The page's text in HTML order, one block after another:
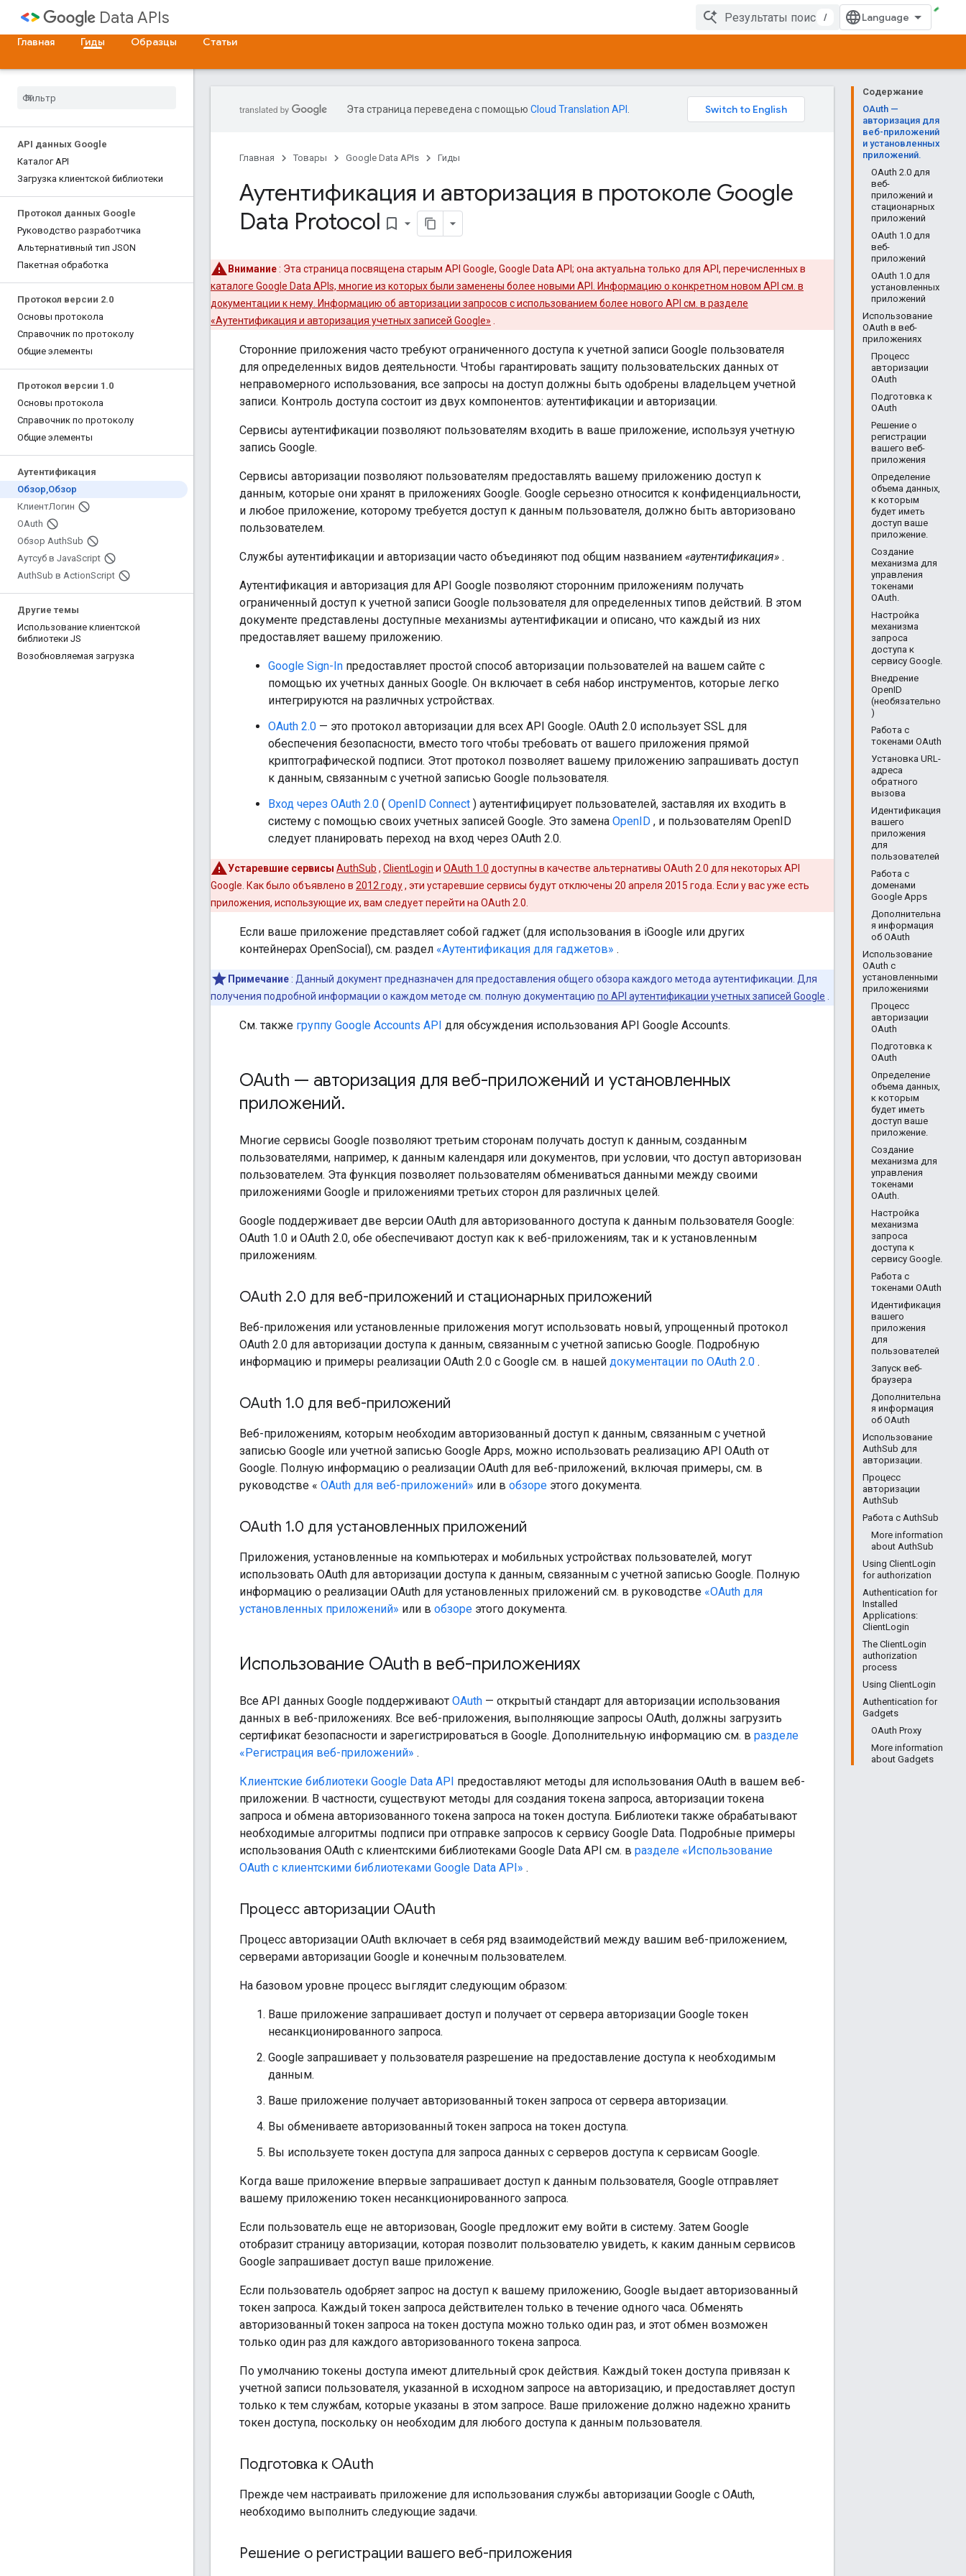
Data APIs
/
Главная
Гиды Образцы Статьи
API данных Google
Каталог API
Загрузка клиентской библиотеки
Протокол данных Google
Руководство разработчика
Альтернативный тип JSON
Пакетная обработка
Протокол версии 2.0
Основы протокола
Справочник по протоколу
Общие элементы
Протокол версии 1 .0
Основы протокола
Справочник по протоколу
Общие элементы
Аутентификация
Обзор,Обзор
КлиентЛогин
OAuth
Обзор AuthSub
Аутсуб в JavaScript
AuthSub в ActionScript
Другие темы
Использование клиентской
библиотеки JS
Возобновляемая загрузка
Содержание
OAuth —
авторизация для
веб-приложений
и установленных
приложений.
OAuth 2.0 для
веб-
приложений и
стационарных
приложений
OAuth 1.0 для
веб-
приложений
OAuth 1.0 для
установленных
приложений
Использование
OAuth в веб-
приложениях
Процесс
авторизации
OAuth
Подготовка к
OAuth
Решение о
регистрации
вашего веб-
приложения
Определение
объема данных,
к которым
будет иметь
доступ ваше
приложение.
Создание
механизма для
управления
токенами
OAuth.
Настройка
механизма
запроса
доступа к
сервису Google.
Внедрение
OpenID
(необязательно
)
Работа с
токенами OAuth
Установка URL-
адреса
обратного
вызова
Идентификация
вашего
приложения
для
пользователей
Работа с
доменами
Google Apps
Дополнительна
я информация
об OAuth
Использование
OAuth с
установленными
приложениями
Процесс
авторизации
OAuth
Подготовка к
OAuth
Определение
объема данных,
к которым
будет иметь
доступ ваше
приложение.
Создание
механизма для
управления
токенами
OAuth.
Настройка
механизма
запроса
доступа к
сервису Google.
Работа с
токенами OAuth
Идентификация
вашего
приложения
для
пользователей
Запуск веб-
браузера
Дополнительна
я информация
об OAuth
Использование
AuthSub для
авторизации.
Процесс
авторизации
AuthSub
Работа с AuthSub
More information
about AuthSub
Using ClientLogin
for authorization
Authentication for
Installed
Applications:
ClientLogin
The ClientLogin
authorization
process
Using ClientLogin
Authentication for
Gadgets
OAuth Proxy
More information
about Gadgets
Эта страница переведена с помощью Cloud Translation API
Главная Товары Google Data APIs Гиды
Аутентификация и авторизация в протоколе Google
Data Protocol bookmark_border
Внимание: Эта страница посвящена старым API Google, Google Data API; она актуальна только для API, перечисленных в
каталоге Google Data APIs, многие из которых были заменены более новыми API. Информацию о конкретном новом API см. в
документации к нему. Информацию об авторизации запросов с использованием более нового API см. в разделе
«Аутентификация и авторизация учетных записей Google»
Сторонние приложения часто требуют ограниченного доступа к учетной записи Google пользователя
для определенных видов деятельности. Чтобы гарантировать защиту пользовательских данных от
неправомерного использования, все запросы на доступ должны быть одобрены владельцем учетной
записи. Контроль доступа состоит из двух компонентов: аутентификации и авторизации.
Сервисы аутентификации позволяют пользователям входить в ваше приложение, используя учетную
запись Google.
Сервисы авторизации позволяют пользователям предоставлять вашему приложению доступ к
данным, которые они хранят в приложениях Google. Google серьезно относится к конфиденциальности,
и любое приложение, которому требуется доступ к данным пользователя, должно быть авторизовано
пользователем.
Службы аутентификации и авторизации часто объединяют под общим названием «аутентификация» .
Аутентификация и авторизация для API Google позволяют сторонним приложениям получать
ограниченный доступ к учетной записи Google пользователя для определенных типов действий. В этом
документе представлены доступные механизмы аутентификации и описано, что каждый из них
предоставляет вашему приложению.
Google Sign-In предоставляет простой способ авторизации пользователей на вашем сайте с
помощью их учетных данных Google. Он включает в себя набор инструментов, которые легко
интегрируются на различных устройствах.
OAuth 2.0 — это протокол авторизации для всех API Google. OAuth 2.0 использует SSL для
обеспечения безопасности, вместо того чтобы требовать от вашего приложения прямой
криптографической подписи. Этот протокол позволяет вашему приложению запрашивать доступ
к данным, связанным с учетной записью Google пользователя.
Вход через OAuth 2.0 ( OpenID Connect ) аутентифицирует пользователей, заставляя их входить в
систему с помощью своих учетных записей Google. Это замена OpenID , и пользователям OpenID
следует планировать переход на вход через OAuth 2.0.
Устаревшие сервисы AuthSub , ClientLogin и OAuth 1.0 доступны в качестве альтернативы OAuth 2.0 для некоторых API
Google. Как было объявлено в 2012 году, эти устаревшие сервисы будут отключены 20 апреля 2015 года. Если у вас уже есть
приложения, использующие их, вам следует перейти на OAuth 2.0.
Если ваше приложение представляет собой гаджет (для использования в iGoogle или других
контейнерах OpenSocial), см. раздел «Аутентификация для гаджетов» .
Примечание : Данный документ предназначен для предоставления общего обзора каждого метода аутентификации. Для
получения подробной информации о каждом методе см. полную документацию по API аутентификации учетных записей Google
См. также группу Google Accounts API для обсуждения использования API Google Accounts.
OAuth — авторизация для веб-приложений и установленных
приложений.
Многие сервисы Google позволяют третьим сторонам получать доступ к данным, созданным
пользователями, например, к данным календаря или документов, при условии, что доступ авторизован
пользователем. Эта функция позволяет пользователям обмениваться данными между своими
приложениями Google и приложениями третьих сторон для различных целей.
Google поддерживает две версии OAuth для авторизованного доступа к данным пользователя Google:
OAuth 1.0 и OAuth 2.0, обе обеспечивают доступ как к веб-приложениям, так и к установленным
приложениям.
OAuth 2.0 для веб-приложений и стационарных приложений
Веб-приложения или установленные приложения могут использовать новый, упрощенный протокол
OAuth 2.0 для авторизации доступа к данным, связанным с учетной записью Google. Подробную
информацию и примеры реализации OAuth 2.0 с Google см. в нашей документации по OAuth 2.0 .
OAuth 1.0 для веб-приложений
Веб-приложениям, которым необходим авторизованный доступ к данным, связанным с учетной
записью Google или учетной записью Google Apps, можно использовать реализацию API OAuth от
Google. Полную информацию о реализации OAuth для веб-приложений, включая примеры, см. в
руководстве « OAuth для веб-приложений» или в обзоре этого документа.
OAuth 1.0 для установленных приложений
Приложения, установленные на компьютерах и мобильных устройствах пользователей, могут
использовать OAuth для авторизации доступа к данным, связанным с учетной записью Google. Полную
информацию о реализации OAuth для установленных приложений см. в руководстве «OAuth для
установленных приложений» или в обзоре этого документа.
Использование OAuth в веб-приложениях
Все API данных Google поддерживают OAuth — открытый стандарт для авторизации использования
данных в веб-приложениях. Все веб-приложения, выполняющие запросы OAuth, должны загрузить
сертификат безопасности и зарегистрироваться в Google. Дополнительную информацию см. в разделе
«Регистрация веб-приложений» .
Клиентские библиотеки Google Data API предоставляют методы для использования OAuth в вашем веб-
приложении. В частности, существуют методы для создания токена запроса, авторизации токена
запроса и обмена авторизованного токена запроса на токен доступа. Библиотеки также обрабатывают
необходимые алгоритмы подписи при отправке запросов к сервису Google Data. Подробные примеры
использования OAuth с клиентскими библиотеками Google Data API см. в разделе «Использование
OAuth с клиентскими библиотеками Google Data API» .
Процесс авторизации OAuth
Процесс авторизации OAuth включает в себя ряд взаимодействий между вашим веб-приложением,
серверами авторизации Google и конечным пользователем.
На базовом уровне процесс выглядит следующим образом:
Ваше приложение запрашивает доступ и получает от сервера авторизации Google токен
несанкционированного запроса.
Google запрашивает у пользователя разрешение на предоставление доступа к необходимым
данным.
Ваше приложение получает авторизованный токен запроса от сервера авторизации.
Вы обмениваете авторизованный токен запроса на токен доступа.
Вы используете токен доступа для запроса данных с серверов доступа к сервисам Google.
Когда ваше приложение впервые запрашивает доступ к данным пользователя, Google отправляет
вашему приложению токен несанкционированного запроса.
Если пользователь еще не авторизован, Google предложит ему войти в систему. Затем Google
отобразит страницу авторизации, которая позволит пользователю увидеть, к каким данным сервисов
Google запрашивает доступ ваше приложение.
Если пользователь одобряет запрос на доступ к вашему приложению, Google выдает авторизованный
токен запроса. Каждый токен запроса действителен только в течение одного часа. Обменять
авторизованный токен запроса на токен доступа можно только один раз, и этот обмен возможен
только один раз для каждого авторизованного токена запроса.
По умолчанию токены доступа имеют длительный срок действия. Каждый токен доступа привязан к
учетной записи пользователя, указанной в исходном запросе на авторизацию, и предоставляет доступ
только к тем службам, которые указаны в этом запросе. Ваше приложение должно надежно хранить
токен доступа, поскольку он необходим для любого доступа к данным пользователя.
Подготовка к OAuth
Прежде чем настраивать приложение для использования службы авторизации Google с OAuth,
необходимо выполнить следующие задачи.
Решение о регистрации вашего веб-приложения